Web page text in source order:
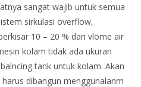
sangat wajib untuk semua
sirkulasi overflow,
10 – 20 % dari vlome air
kolam tidak ada ukuran
tank untuk kolam. Akan
dibangun menggunalanm